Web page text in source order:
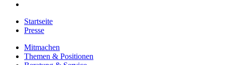
Startseite
Presse
Mitmachen
Themen & Positionen